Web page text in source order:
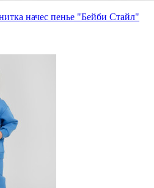
начес пенье "Бейби Стайл"